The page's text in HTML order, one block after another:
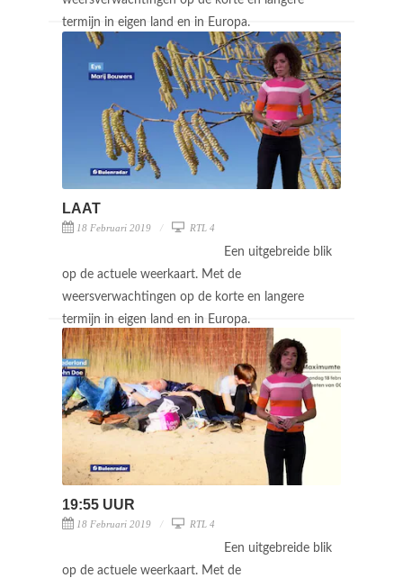
termijn in eigen land en in Europa.
LAAT
18 Februari 2019 RTL 4
Een uitgebreide blik
op de actuele weerkaart. Met de
weersverwachtingen op de korte en langere
termijn in eigen land en in Europa.
19:55 UUR
18 Februari 2019 RTL 4
Een uitgebreide blik
op de actuele weerkaart. Met de